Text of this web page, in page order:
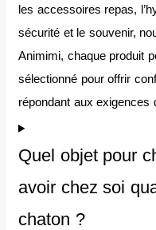
les accessoires repas,
sécurité et le souvenir,
Animimi, chaque produit
sélectionné pour offrir
répondant aux exigences
Quel objet pour
avoir chez soi
chaton ?